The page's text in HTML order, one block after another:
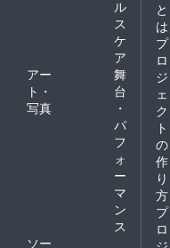
ル
ス
ケ
ア
アー
ト・
写真
舞
台
・
パ
フ
ォ
ー
マ
ン
ス
ソー
と
は
プ
ロ
ジ
ェ
ク
ト
の
作
り
方
プ
ロ